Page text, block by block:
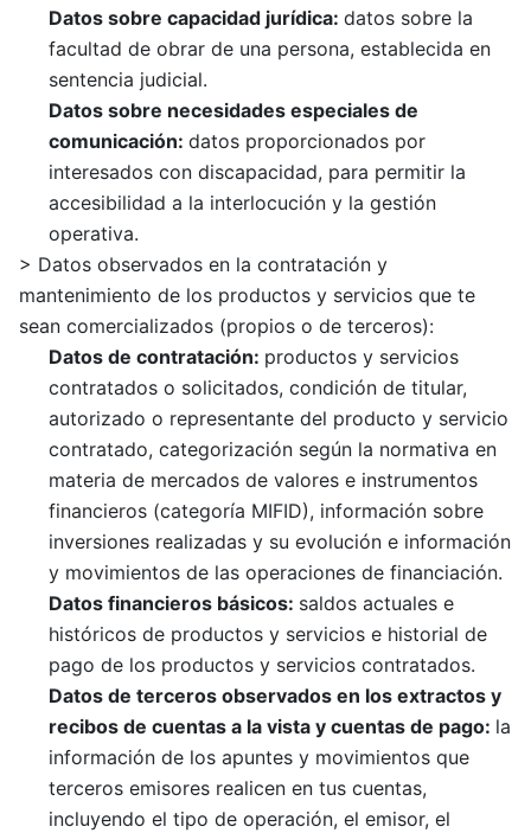
Datos sobre capacidad jurídica: datos sobre la
facultad de obrar de una persona, establecida en
sentencia judicial.
Datos sobre necesidades especiales de
comunicación: datos proporcionados por
interesados con discapacidad, para permitir la
accesibilidad a la interlocución y la gestión
operativa.
> Datos observados en la contratación y
mantenimiento de los productos y servicios que te
sean comercializados (propios o de terceros):
Datos de contratación: productos y servicios
contratados o solicitados, condición de titular,
autorizado o representante del producto y servicio
contratado, categorización según la normativa en
materia de mercados de valores e instrumentos
financieros (categoría MIFID), información sobre
inversiones realizadas y su evolución e información
y movimientos de las operaciones de financiación.
Datos financieros básicos: saldos actuales e
históricos de productos y servicios e historial de
pago de los productos y servicios contratados.
Datos de terceros observados en los extractos y
recibos de cuentas a la vista y cuentas de pago: la
información de los apuntes y movimientos que
terceros emisores realicen en tus cuentas,
incluyendo el tipo de operación, el emisor, el